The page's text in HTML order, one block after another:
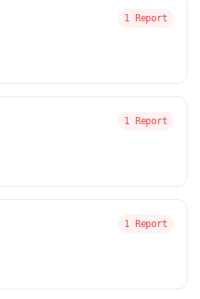
1 Report
1 Report
1 Report